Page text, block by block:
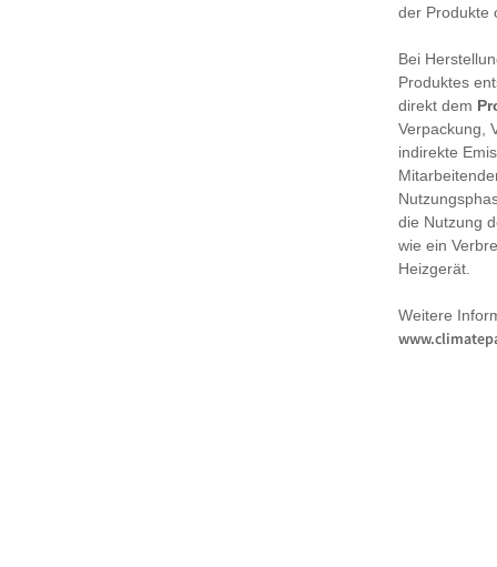
der Produkte
Bei
Produktes
direkt dem
Verpackung,
indirekte
die Nutzung
wie ein
Heizgerät.
Weitere